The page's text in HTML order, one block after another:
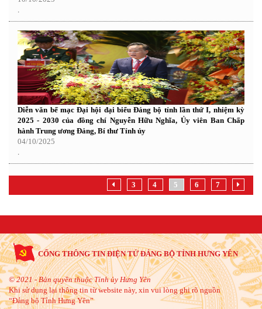
Diễn văn bế mạc Đại hội đại biểu Đảng bộ tỉnh lần thứ I, nhiệm kỳ
2025 - 2030 của đồng chí Nguyễn Hữu Nghĩa, Ủy viên Ban Chấp
hành Trung ương Đảng, Bí thư Tỉnh ủy
04/10/2025
3 4 5 6 7
CỔNG THÔNG TIN ĐIỆN TỬ ĐẢNG BỘ TỈNH HƯNG YÊN
© 2021 - Bản quyền thuộc Tỉnh ủy Hưng Yên
Khi sử dụng lại thông tin từ website này, xin vui lòng ghi rõ nguồn
“Đảng bộ Tỉnh Hưng Yên”